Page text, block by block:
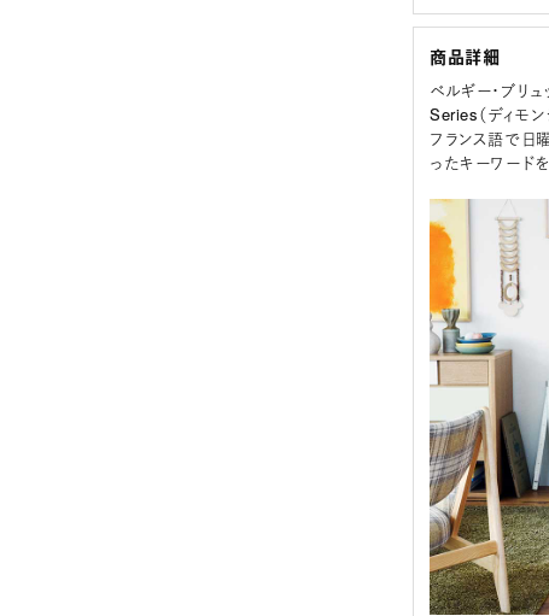
商品詳細
ベルギー・ブリ
Series（ディモン
フランス語で日
ったキーワード